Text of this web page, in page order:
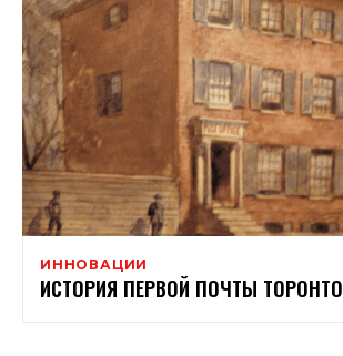
ИННОВАЦИИ
ИСТОРИЯ ПЕРВОЙ ПОЧТЫ ТОРОНТО